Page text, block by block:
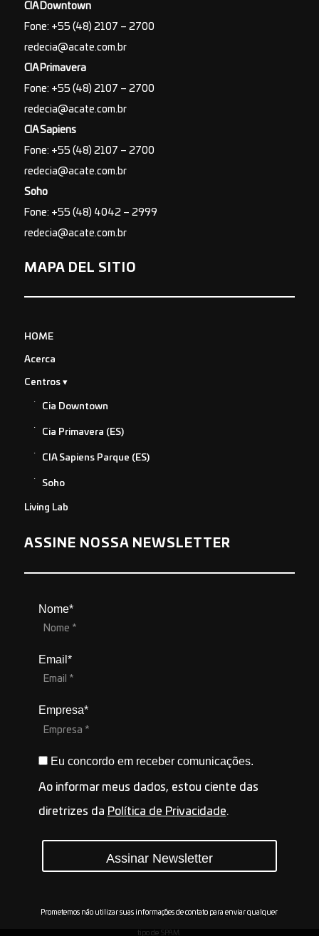
CIA Downtown
Fone: +55 (48) 2107 – 2700
redecia@acate.com.br
CIA Primavera
Fone: +55 (48) 2107 – 2700
redecia@acate.com.br
CIA Sapiens
Fone: +55 (48) 2107 – 2700
redecia@acate.com.br
Soho
Fone: +55 (48) 4042 – 2999
redecia@acate.com.br
MAPA DEL SITIO
HOME
Acerca
Centros
Cia Downtown
Cia Primavera (ES)
CIA Sapiens Parque (ES)
Soho
Living Lab
ASSINE NOSSA NEWSLETTER
Nome*
Email*
Empresa*
Eu concordo em receber comunicações.
Ao informar meus dados, estou ciente das
diretrizes da Política de Privacidade.
Assinar Newsletter
Prometemos não utilizar suas informações de contato para enviar qualquer
tipo de SPAM.